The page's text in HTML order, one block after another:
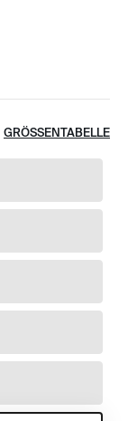
GRÖSSENTABELLE